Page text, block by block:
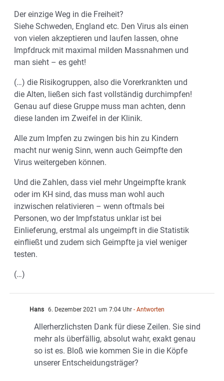
Der einzige Weg in die Freiheit?
Siehe Schweden, England etc. Den Virus als einen
von vielen akzeptieren und laufen lassen, ohne
Impfdruck mit maximal milden Massnahmen und
man sieht – es geht!
(…) die Risikogruppen, also die Vorerkrankten und
die Alten, ließen sich fast vollständig durchimpfen!
Genau auf diese Gruppe muss man achten, denn
diese landen im Zweifel in der Klinik.
Alle zum Impfen zu zwingen bis hin zu Kindern
macht nur wenig Sinn, wenn auch Geimpfte den
Virus weitergeben können.
Und die Zahlen, dass viel mehr Ungeimpfte krank
oder im KH sind, das muss man wohl auch
inzwischen relativieren – wenn oftmals bei
Personen, wo der Impfstatus unklar ist bei
Einlieferung, erstmal als ungeimpft in die Statistik
einfließt und zudem sich Geimpfte ja viel weniger
testen.
(…)
Hans 6. Dezember 2021 um 7:04 Uhr - Antworten
Allerherzlichsten Dank für diese Zeilen. Sie sind
mehr als überfällig, absolut wahr, exakt genau
so ist es. Bloß wie kommen Sie in die Köpfe
unserer Entscheidungsträger?